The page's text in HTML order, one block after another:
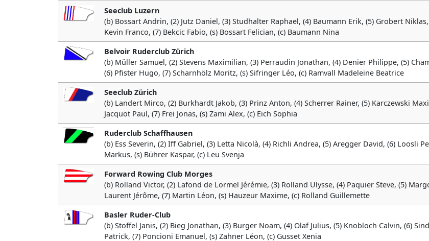
Seeclub Luzern
(b) Bossart Andrin, (2) Jutz Daniel, (3) Studhalter Raphael, (4) Baumann Erik, (5) Grobert
Kevin Franco, (7) Bekcic Fabio, (s) Bossart Felician, (c) Baumann Nina
Belvoir Ruderclub Zürich
(b) Müller Samuel, (2) Stevens Maximilian, (3) Perraudin Jonathan, (4) Denier Philippe, (5)
(6) Pfister Hugo, (7) Scharnhölz Moritz, (s) Sifringer Léo, (c) Ramvall Madeleine Beatrice
Seeclub Zürich
(b) Landert Mirco, (2) Burkhardt Jakob, (3) Prinz Anton, (4) Scherrer Rainer, (5) Karczewski
Jacquot Paul, (7) Frei Jonas, (s) Zami Alex, (c) Eich Sophia
Ruderclub Schaffhausen
(b) Ess Severin, (2) Iff Gabriel, (3) Letta Nicolà, (4) Richli Andrea, (5) Aregger David, (6) Loosli
Markus, (s) Bührer Kaspar, (c) Leu Svenja
Forward Rowing Club Morges
(b) Rolland Victor, (2) Lafond de Lormel Jérémie, (3) Rolland Ulysse, (4) Paquier Steve, (5)
Laurent Jérôme, (7) Martin Léon, (s) Hauzeur Maxime, (c) Rolland Guillemette
Basler Ruder-Club
(b) Stoffel Janis, (2) Bieg Jonathan, (3) Burger Noam, (4) Olaf Julius, (5) Knobloch Calvin, (6)
Patrick, (7) Poncioni Emanuel, (s) Zahner Léon, (c) Gusset Xenia